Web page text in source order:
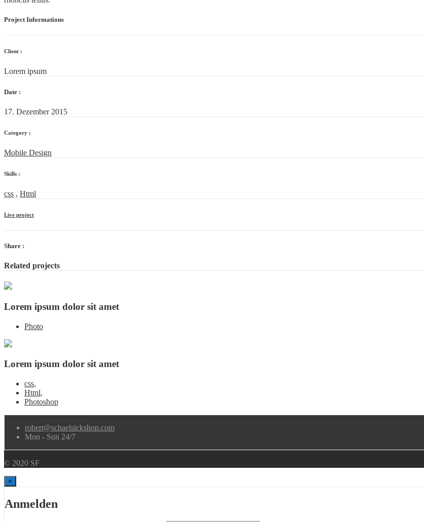
Project Informations
Client :
Lorem ipsum
Date :
17. Dezember 2015
Category :
Mobile Design
Skills :
css , Html
Live project
Share :
Related projects
Lorem ipsum dolor sit amet
Photo
Lorem ipsum dolor sit amet
css,
Html,
Photoshop
robert@schaelsickshop.com
Mon - Sun 24/7
© 2020 SF
×
Anmelden